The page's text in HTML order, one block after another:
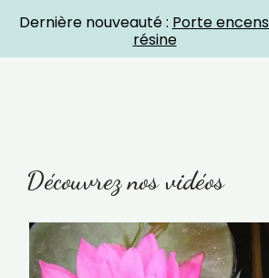
au
contenu
Découvrez nos vidéos
Dernière nouveauté : Porte
résine
Crystal